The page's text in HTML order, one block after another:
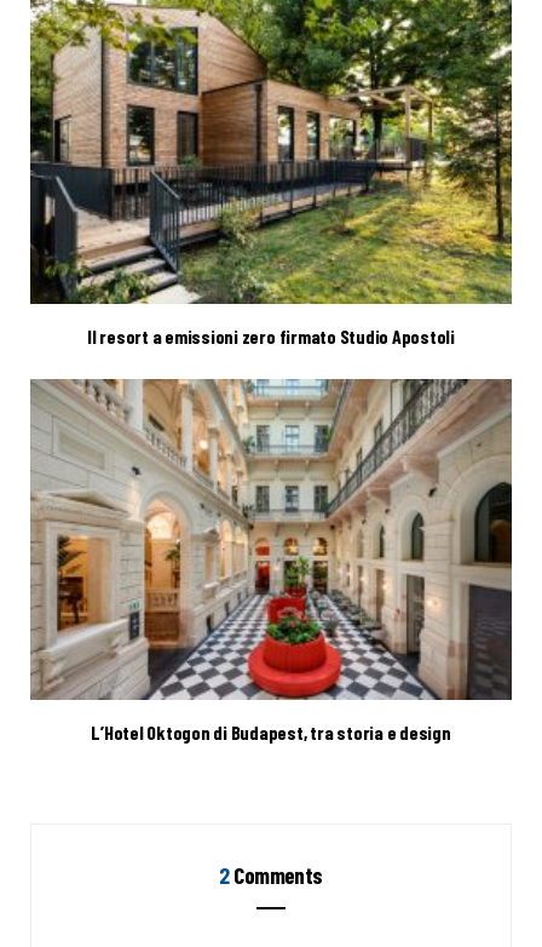
Il resort a emissioni zero firmato Studio Apostoli
L’Hotel Oktogon di Budapest, tra storia e design
2Comments